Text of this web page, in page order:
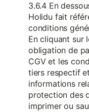
3.6.4 En
Holidu fait
conditions
En cliquant sur
obligation de
CGV et les
tiers respectif
informations
protection des
imprimer ou